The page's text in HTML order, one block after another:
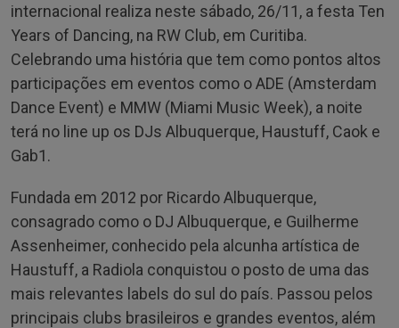
internacional realiza neste sábado, 26/11, a festa Ten
Years of Dancing, na RW Club, em Curitiba.
Celebrando uma história que tem como pontos altos
participações em eventos como o ADE (Amsterdam
Dance Event) e MMW (Miami Music Week), a noite
terá no line up os DJs Albuquerque, Haustuff, Caok e
Gab1.
Fundada em 2012 por Ricardo Albuquerque,
consagrado como o DJ Albuquerque, e Guilherme
Assenheimer, conhecido pela alcunha artística de
Haustuff, a Radiola conquistou o posto de uma das
mais relevantes labels do sul do país. Passou pelos
principais clubs brasileiros e grandes eventos, além